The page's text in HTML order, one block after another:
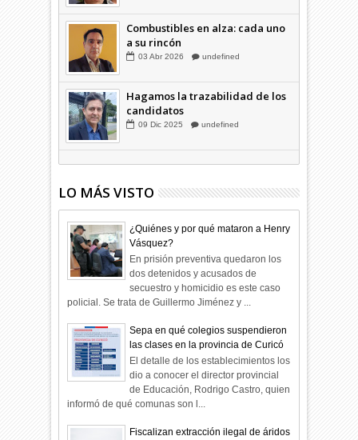
Combustibles en alza: cada uno
a su rincón
Hagamos la trazabilidad de los
candidatos
LO MÁS VISTO
¿Quiénes y por qué mataron a Henry
Vásquez?
En prisión preventiva quedaron los
dos detenidos y acusados de
secuestro y homicidio es este caso
policial. Se trata de Guillermo Jiménez y ...
Sepa en qué colegios suspendieron
las clases en la provincia de Curicó
El detalle de los establecimientos los
dio a conocer el director provincial
de Educación, Rodrigo Castro, quien
informó de qué comunas son l...
Fiscalizan extracción ilegal de áridos